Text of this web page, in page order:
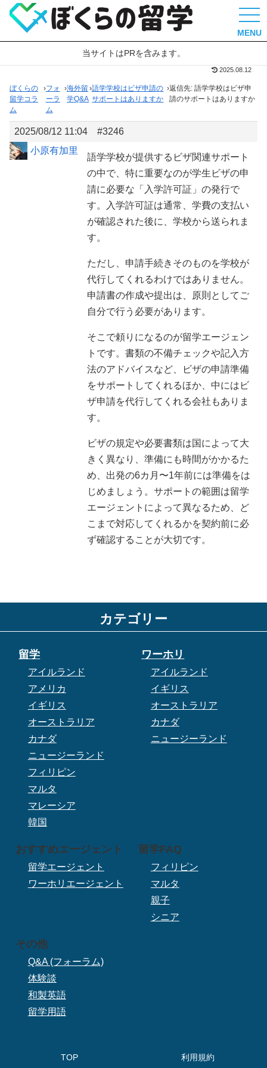
MENU
当サイトはPRを含みます。
2025.08.12
ぼくらの
留学コラ
ム
›フォ
ーラ
ム
›海外留
学Q&A
›語学学校はビザ申請の
サポートはありますか
›返信先: 語学学校はビザ申
請のサポートはありますか
2025/08/12 11:04
#3246
小原有加里
語学学校が提供するビザ関連サポート
の中で、特に重要なのが学生ビザの申
請に必要な「入学許可証」の発行で
す。入学許可証は通常、学費の支払い
が確認された後に、学校から送られま
す。
ただし、申請手続きそのものを学校が
代行してくれるわけではありません。
申請書の作成や提出は、原則としてご
自分で行う必要があります。
そこで頼りになるのが留学エージェン
トです。書類の不備チェックや記入方
法のアドバイスなど、ビザの申請準備
をサポートしてくれるほか、中にはビ
ザ申請を代行してくれる会社もありま
す。
ビザの規定や必要書類は国によって大
きく異なり、準備にも時間がかかるた
め、出発の6カ月〜1年前には準備をは
じめましょう。サポートの範囲は留学
エージェントによって異なるため、ど
こまで対応してくれるかを契約前に必
ず確認することが大切です。
カテゴリー
留学
アイルランド
アメリカ
イギリス
オーストラリア
カナダ
ニュージーランド
フィリピン
マルタ
マレーシア
韓国
ワーホリ
アイルランド
イギリス
オーストラリア
カナダ
ニュージーランド
おすすめエージェント
留学エージェント
ワーホリエージェント
留学FAQ
フィリピン
マルタ
親子
シニア
その他
Q&A (フォーラム)
体験談
和製英語
留学用語
TOP 利用規約